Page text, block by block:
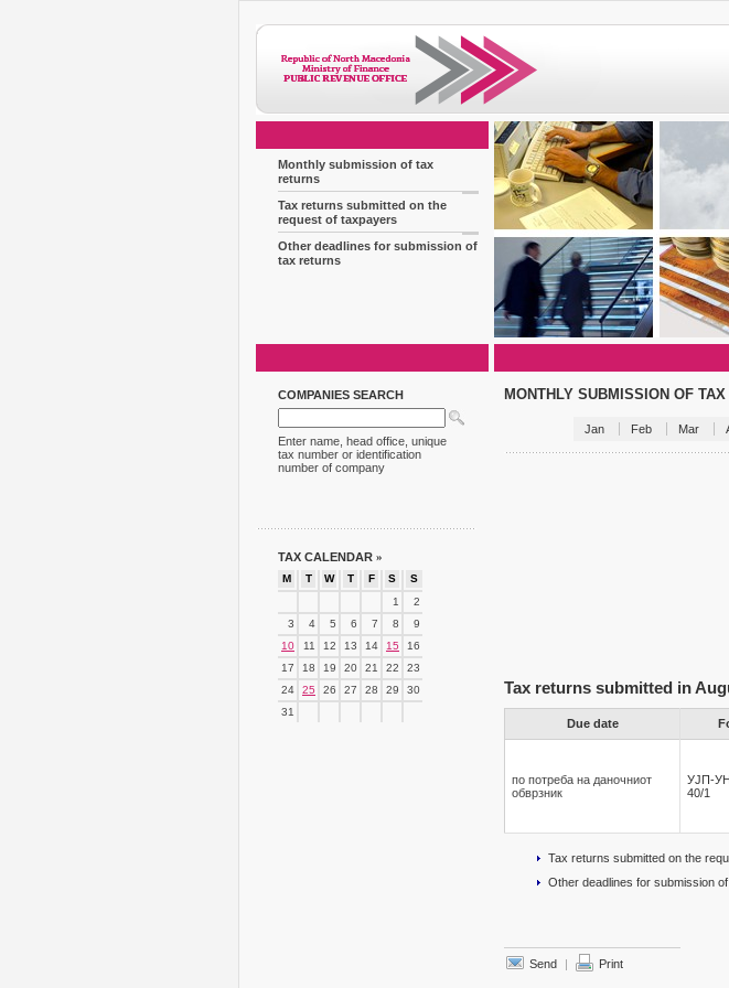
Monthly submission of tax
returns
Tax returns submitted on the
request of taxpayers
Other deadlines for submission of
tax returns
COMPANIES SEARCH
Enter name, head office, unique
tax number or identification
number of company
TAX CALENDAR »
M T W T F S
S
1
2
3
4 5 6 7 8
9
10
11 12 13 14 15
16
17
18 19 20 21 22
23
24
25 26 27 28 29
30
31
MONTHLY SUBMISSION OF TAX
Jan Feb Mar
Tax returns submitted in
Due date
по потреба на даночниот
обврзник
УЈП-
40/1
Tax returns submitted on the
Other deadlines for submission
Send | Print